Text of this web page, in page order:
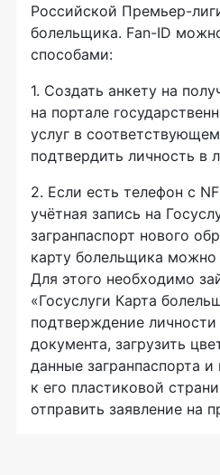
Российской Премьер-
болельщика. Fan-ID
способами:
1. Создать анкету на
на портале
услуг в
подтвердить личность
2. Если есть телефон с
учётная запись на
загранпаспорт нового
карту болельщика
Для этого необходимо
«Госуслуги Карта
подтверждение
документа, загрузить
данные загранпаспорта
к его пластиковой
отправить заявление на